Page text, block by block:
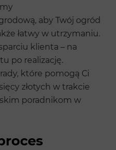
aby Twój ogród
łatwy w utrzymaniu.
klienta – na
po realizację.
które pomogą Ci
złotych w trakcie
poradnikom w